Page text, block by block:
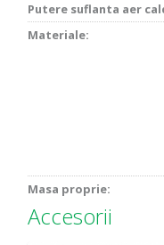
Putere suflanta aer
Materiale:
Masa proprie:
Accesorii